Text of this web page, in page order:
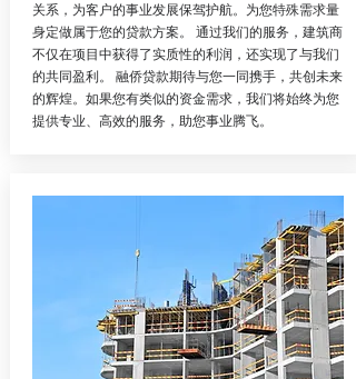
关系，为客户的事业发展保驾护航。为您特殊需求量
身定做属于您的贷款方案。 通过我们的服务，建筑商
不仅在项目中获得了实质性的利润，还实现了与我们
的共同盈利。 融侨贷款期待与您一同携手，共创未来
的辉煌。如果您有类似的资金需求，我们将始终为您
提供专业、高效的服务，助您事业腾飞。